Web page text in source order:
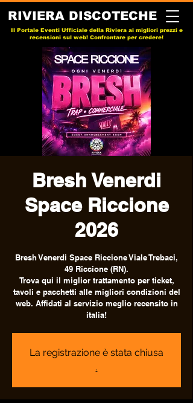
RIVIERA DISCOTECHE
Il Portale Eventi Ufficiale della Riviera ai migliori prezzi e
recensioni sul web! Confrontare per credere!
Bresh Venerdi
Space Riccione
2026
Bresh Venerdi Space Riccione Viale Trebaci,
49 Riccione (RN).
Trova qui il miglior trattamento per ticket,
tavoli e pacchetti alle migliori condizioni del
web. Affidati al servizio meglio recensito in
italia!
La registrazione è stata chiusa
.